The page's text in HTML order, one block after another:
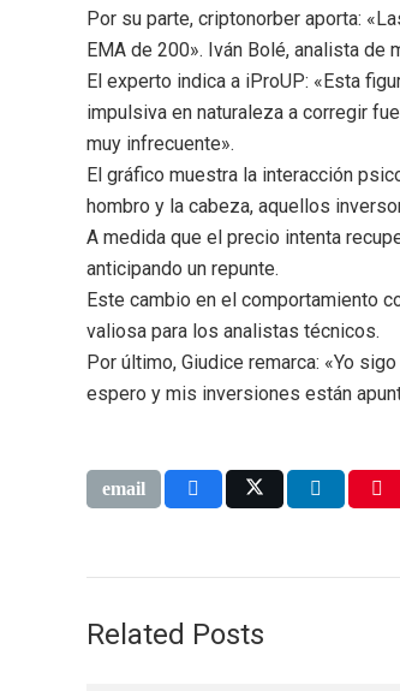
Por su parte, criptonorber aporta:
EMA de 200». Iván Bolé, analista de
El experto indica a iProUP: «Esta
impulsiva en naturaleza a corregir
muy infrecuente».
El gráfico muestra la interacción
hombro y la cabeza, aquellos
A medida que el precio intenta
anticipando un repunte.
Este cambio en el comportamiento
valiosa para los analistas técnicos.
Por último, Giudice remarca: «Yo
espero y mis inversiones están
Related Posts